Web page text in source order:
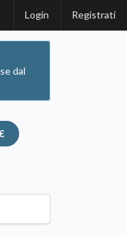
Login Registrati
dal